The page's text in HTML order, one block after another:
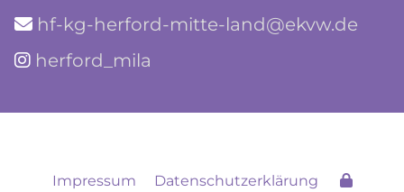
 hf-kg-herford-mitte-land@ekvw.de
 herford_mila
Impressum Datenschutzerklärung